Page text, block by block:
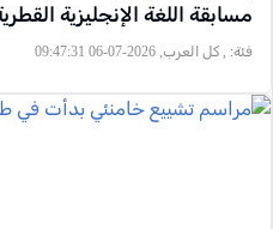
مسابقة اللغة الإنجليزية القطرية الـ 26 وتُكرِّمُ الطُّلاب
فئة: , كل العرب, 2026-07-06 09:47:31